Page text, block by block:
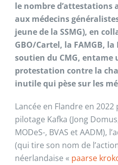
le nombre d’attestations
aux médecins
jeune de la SSMG), en
GBO/Cartel, la FAMGB, la
soutien du CMG, entame
protestation contre la
inutile qui pèse sur les
Lancée en Flandre en
pilotage Kafka (Jong
MODeS-, BVAS et AADM),
(qui tire son nom de
néerlandaise « paarse